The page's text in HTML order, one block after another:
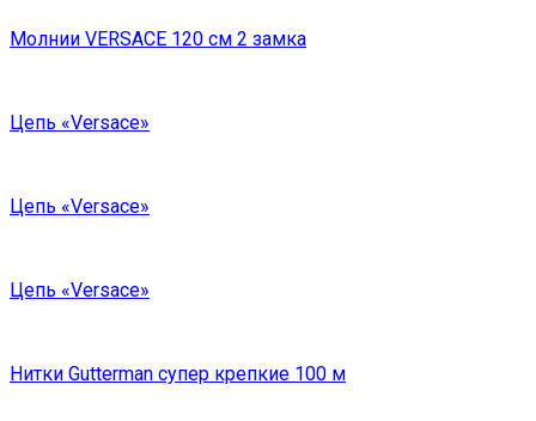
Молнии VERSACE 120 см 2 замка
Цепь «Versace»
Цепь «Versace»
Цепь «Versace»
Нитки Gutterman супер крепкие 100 м